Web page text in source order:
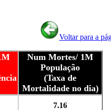
Voltar para a
Num Mortes/ 1M
População
(Taxa de
Mortalidade no dia)
7.16